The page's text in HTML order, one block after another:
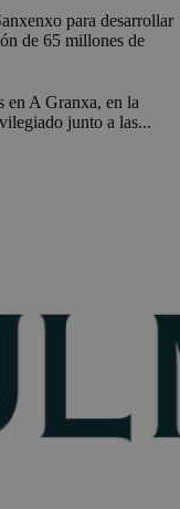
para desarrollar
de 65 millones de
en A Granxa, en la
junto a las...